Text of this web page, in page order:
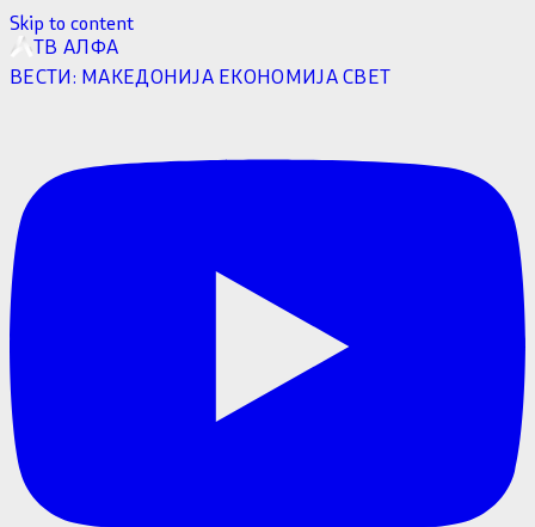
Skip to content
ТВ АЛФА
ВЕСТИ: МАКЕДОНИЈА ЕКОНОМИЈАСВЕТ